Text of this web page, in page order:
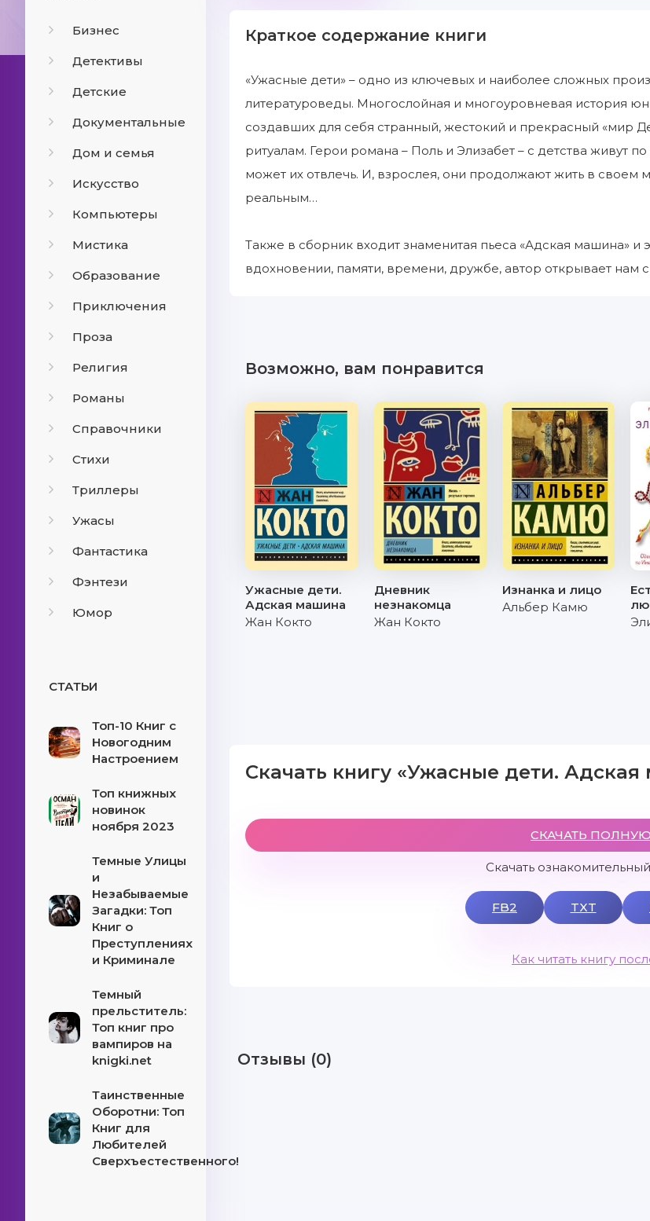
Бизнес
Детективы
Детские
Документальные
Дом и семья
Искусство
Компьютеры
Мистика
Образование
Приключения
Проза
Религия
Романы
Справочники
Стихи
Триллеры
Ужасы
Фантастика
Фэнтези
Юмор
СТАТЬИ
Топ-10 Книг с
Новогодним
Настроением
Топ книжных
новинок
ноября 2023
Темные Улицы
и
Незабываемые
Загадки: Топ
Книг о
Преступлениях
и Криминале
Темный
прельститель:
Топ книг про
вампиров на
knigki.net
Таинственные
Оборотни: Топ
Книг для
Любителей
Сверхъестественного!
Краткое содержание книги
«Ужасные дети» – одно из ключевых и наиболее сложных
литературоведы. Многослойная и многоуровневая история
создавших для себя странный, жестокий и прекрасный «мир
ритуалам. Герои романа – Поль и Элизабет – с детства живут
может их отвлечь. И, взрослея, они продолжают жить в
реальным…
Также в сборник входит знаменитая пьеса «Адская машина» и
вдохновении, памяти, времени, дружбе, автор открывает нам
Возможно, вам понравится
Ужасные дети.
Адская машина
Жан Кокто
Дневник
незнакомца
Жан Кокто
Изнанка и лицо
Альбер Камю
Скачать книгу «Ужасные дети.
СКАЧАТЬ
Скачать
FB2 TXT
Как читать книгу
Отзывы (0)